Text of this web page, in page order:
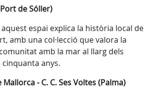
de Sóller)
aquest espai explica la història local de
amb una col·lecció que valora la
amb la mar al llarg dels
anys.
- C. C. Ses Voltes (Palma)